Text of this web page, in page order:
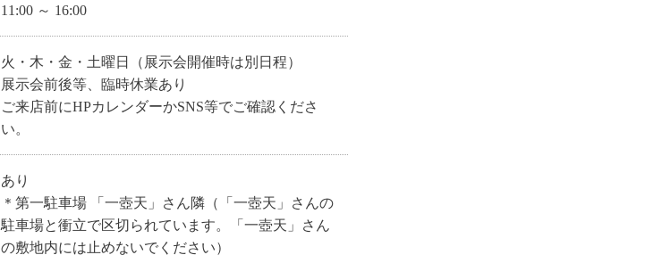
11:00 ～ 16:00
火・木・金・土曜日（展示会開催時は別日程）
展示会前後等、臨時休業あり
ご来店前にHPカレンダーかSNS等でご確認くださ
い。
あり
＊第一駐車場 「一壺天」さん隣（「一壺天」さんの
駐車場と衝立で区切られています。「一壺天」さん
の敷地内には止めないでください）